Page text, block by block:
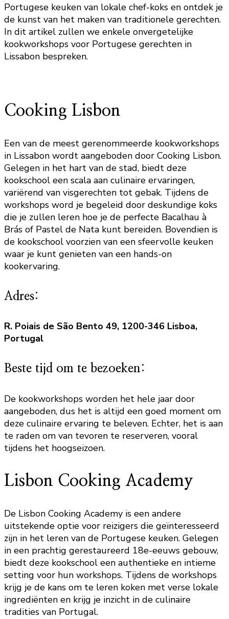
Portugese keuken van lokale chef-koks en ontdek je
de kunst van het maken van traditionele gerechten.
In dit artikel zullen we enkele onvergetelijke
kookworkshops voor Portugese gerechten in
Lissabon bespreken.
Cooking Lisbon
Een van de meest gerenommeerde kookworkshops
in Lissabon wordt aangeboden door Cooking Lisbon.
Gelegen in het hart van de stad, biedt deze
kookschool een scala aan culinaire ervaringen,
variërend van visgerechten tot gebak. Tijdens de
workshops word je begeleid door deskundige koks
die je zullen leren hoe je de perfecte Bacalhau à
Brás of Pastel de Nata kunt bereiden. Bovendien is
de kookschool voorzien van een sfeervolle keuken
waar je kunt genieten van een hands-on
kookervaring.
Adres:
R. Poiais de São Bento 49, 1200-346 Lisboa,
Portugal
Beste tijd om te bezoeken:
De kookworkshops worden het hele jaar door
aangeboden, dus het is altijd een goed moment om
deze culinaire ervaring te beleven. Echter, het is aan
te raden om van tevoren te reserveren, vooral
tijdens het hoogseizoen.
Lisbon Cooking Academy
De Lisbon Cooking Academy is een andere
uitstekende optie voor reizigers die geïnteresseerd
zijn in het leren van de Portugese keuken. Gelegen
in een prachtig gerestaureerd 18e-eeuws gebouw,
biedt deze kookschool een authentieke en intieme
setting voor hun workshops. Tijdens de workshops
krijg je de kans om te leren koken met verse lokale
ingrediënten en krijg je inzicht in de culinaire
tradities van Portugal.